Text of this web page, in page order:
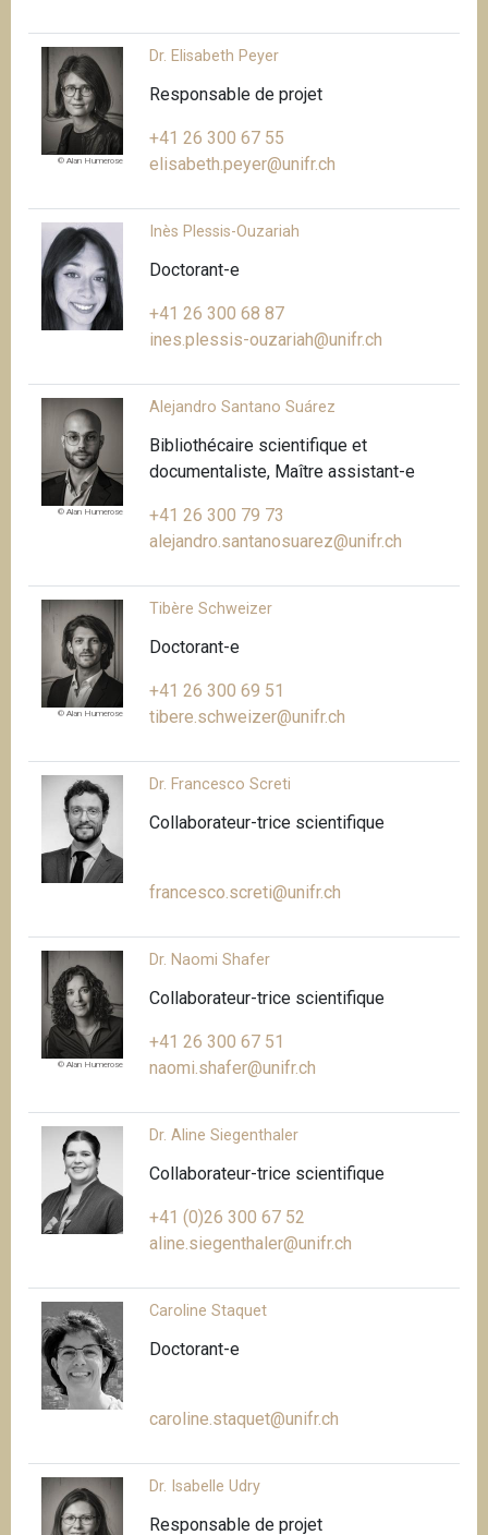
© Alan Humerose
Dr. Elisabeth Peyer
Responsable de projet
+41 26 300 67 55
elisabeth.peyer@unifr.ch
Inès Plessis-Ouzariah
Doctorant-e
+41 26 300 68 87
ines.plessis-ouzariah@unifr.ch
© Alan Humerose
Alejandro Santano Suárez
Bibliothécaire scientifique et
documentaliste, Maître assistant-e
+41 26 300 79 73
alejandro.santanosuarez@unifr.ch
© Alan Humerose
Tibère Schweizer
Doctorant-e
+41 26 300 69 51
tibere.schweizer@unifr.ch
Dr. Francesco Screti
Collaborateur-trice scientifique
francesco.screti@unifr.ch
© Alan Humerose
Dr. Naomi Shafer
Collaborateur-trice scientifique
+41 26 300 67 51
naomi.shafer@unifr.ch
Dr. Aline Siegenthaler
Collaborateur-trice scientifique
+41 (0)26 300 67 52
aline.siegenthaler@unifr.ch
Caroline Staquet
Doctorant-e
caroline.staquet@unifr.ch
Dr. Isabelle Udry
Responsable de projet